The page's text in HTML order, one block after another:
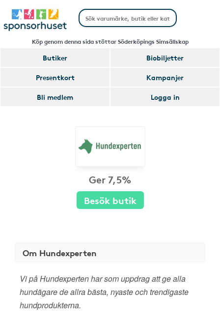
Köp genom denna sida stöttar Söderköpings Simsällskap
Butiker
Biobiljetter
Presentkort
Kampanjer
Bli medlem
Logga in
Ger 7,5%
Besök butik
Om Hundexperten
Vi på Hundexperten har som uppdrag att ge alla
hundägare de allra bästa, nyaste och trendigaste
hundprodukterna.